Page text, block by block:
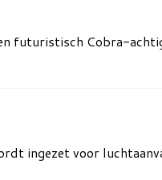
futuristisch Cobra-
ingezet voor